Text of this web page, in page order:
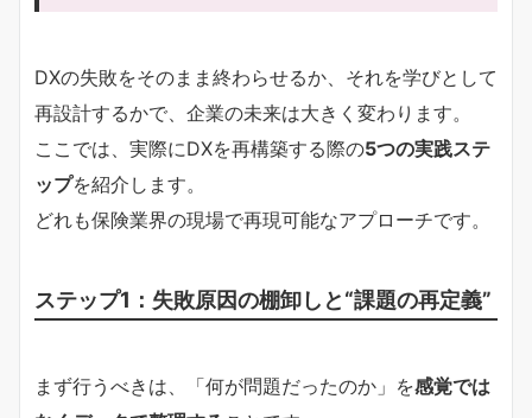
DXの失敗をそのまま終わらせるか、それを学びとして
再設計するかで、企業の未来は大きく変わります。
ここでは、実際にDXを再構築する際の5つの実践ステ
ップを紹介します。
どれも保険業界の現場で再現可能なアプローチです。
ステップ1：失敗原因の棚卸しと“課題の再定義”
まず行うべきは、「何が問題だったのか」を感覚では